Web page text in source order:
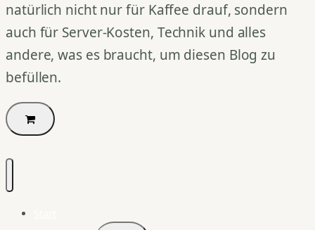
natürlich nicht nur für Kaffee drauf, sondern
auch für Server-Kosten, Technik und alles
andere, was es braucht, um diesen Blog zu
befüllen.